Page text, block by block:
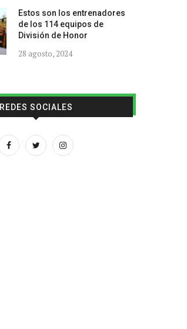
Estos son los entrenadores
de los 114 equipos de
División de Honor
28 agosto, 2024
REDES SOCIALES